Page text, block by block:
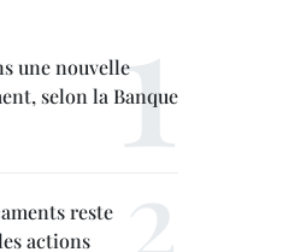
une nouvelle
selon la Banque
reste
actions